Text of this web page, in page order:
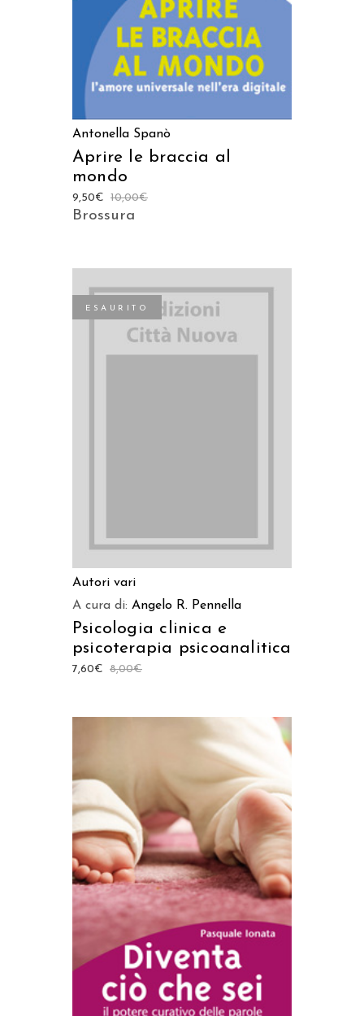
Antonella Spanò
Aprire le braccia al
mondo
10,00€
9,50€
Brossura
ESAURITO
Autori vari
A cura di: Angelo R. Pennella
Psicologia clinica e
psicoterapia psicoanalitica
8,00€
7,60€
AGGIUNGI AL CARRELLO